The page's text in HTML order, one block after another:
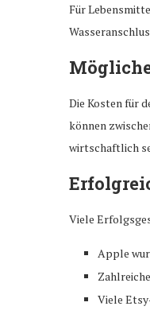
Für
Die Kosten für
können
wirtschaftlich
Viele
Apple
Viele